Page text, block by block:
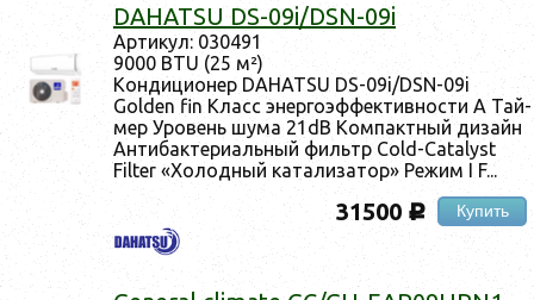
DAHATSU DS-09i/DSN-09i
Ар­ти­кул: 030491
9000 BTU (25 м²)
Кон­ди­ци­онер DAHATSU DS-09i/DSN-09i
Golden fin Класс энер­го­эф­фектив­ности А Тай­
мер Уро­вень шу­ма 21dB Ком­пак­тный ди­зайн
Ан­ти­бак­те­ри­аль­ный филь­тр Cold-Catalyst
Filter «Хо­лод­ный ка­тали­затор» Ре­жим I F...
31500 c Купить